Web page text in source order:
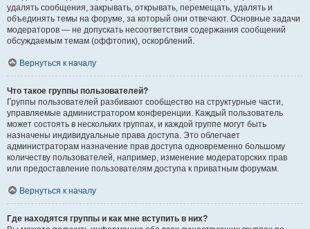
удалять сообщения, закрывать, открывать, перемещать, удалять и
объединять темы на форуме, за который они отвечают. Основные задачи
модераторов — не допускать несоответствия содержания сообщений
обсуждаемым темам (оффтопик), оскорблений.
Вернуться к началу
Что такое группы пользователей?
Группы пользователей разбивают сообщество на структурные части,
управляемые администратором конференции. Каждый пользователь
может состоять в нескольких группах, и каждой группе могут быть
назначены индивидуальные права доступа. Это облегчает
администраторам назначение прав доступа одновременно большому
количеству пользователей, например, изменение модераторских прав
или предоставление пользователям доступа к приватным форумам.
Вернуться к началу
Где находятся группы и как мне вступить в них?